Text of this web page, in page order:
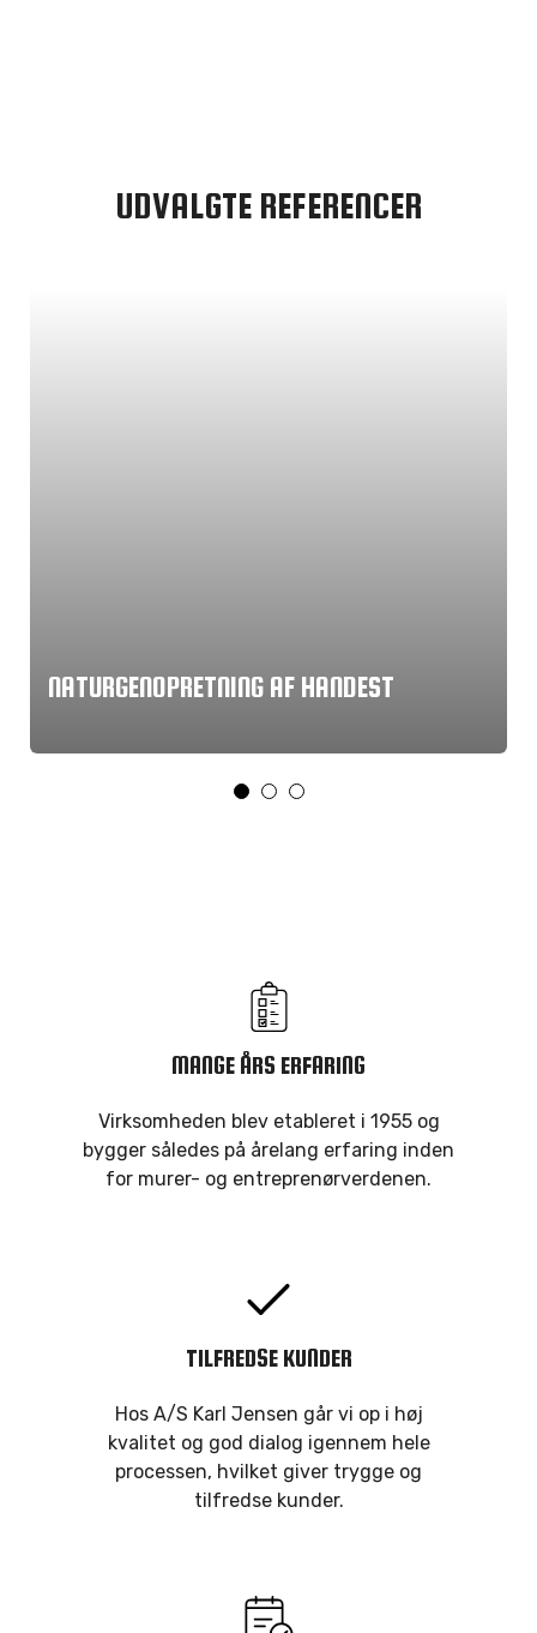
UDVALGTE REFERENCER
NATURGENOPRETNING AF HANDEST
MANGE ÅRS ERFARING
Virksomheden blev etableret i 1955 og
bygger således på årelang erfaring inden
for murer- og entreprenørverdenen.
TILFREDSE KUNDER
Hos A/S Karl Jensen går vi op i høj
kvalitet og god dialog igennem hele
processen, hvilket giver trygge og
tilfredse kunder.